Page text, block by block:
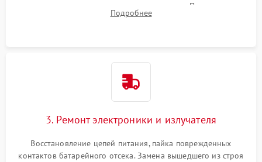
излучателя, а также механизма выверки. Проверка
уплотнительных прокладок и выявление следов окисления
Подробнее
3. Ремонт электроники и излучателя
Восстановление цепей питания, пайка поврежденных
контактов батарейного отсека. Замена вышедшего из строя